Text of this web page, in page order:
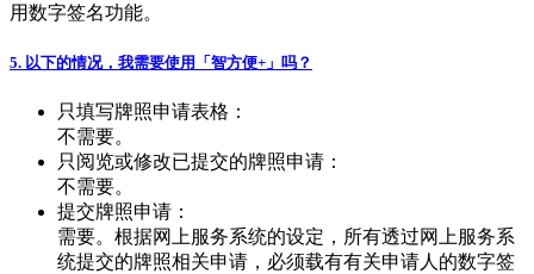
用数字签名功能。
5. 以下的情况，我需要使用「智方便+」吗？
只填写牌照申请表格：
不需要。
只阅览或修改已提交的牌照申请：
不需要。
提交牌照申请：
需要。根据网上服务系统的设定，所有透过网上服务系
统提交的牌照相关申请，必须载有有关申请人的数字签